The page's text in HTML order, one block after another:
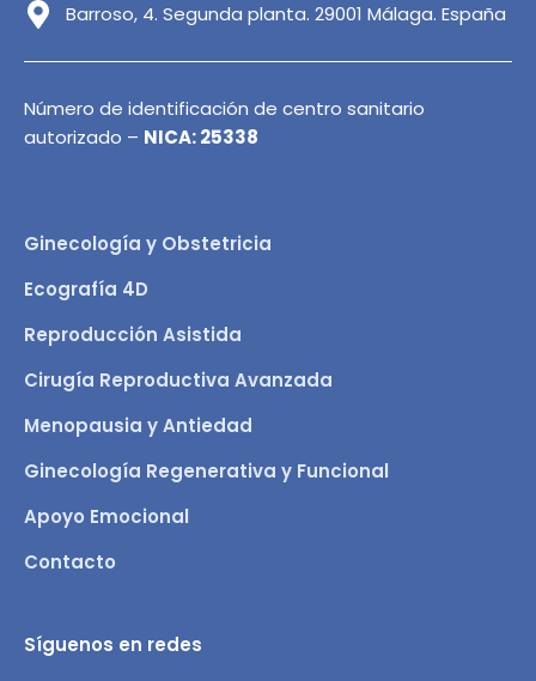
Barroso, 4. Segunda planta. 29001 Málaga. España
Número de identificación de centro sanitario
autorizado – NICA: 25338
Ginecología y Obstetricia
Ecografía 4D
Reproducción Asistida
Cirugía Reproductiva Avanzada
Menopausia y Antiedad
Ginecología Regenerativa y Funcional
Apoyo Emocional
Contacto
Síguenos en redes